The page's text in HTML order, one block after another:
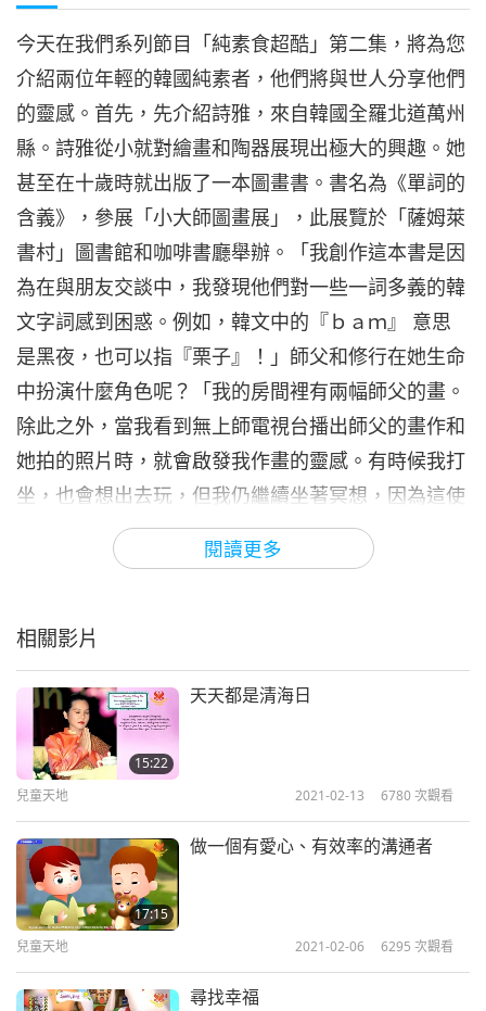
14:40
兒童天地 2021-01-30 5655次觀看
5
兒童天地 2021-04-17 6155 次觀看
6
15:05
純素食超酷—會晤韓國青少年遊
戲規則改變者
兒童天地 2021-06-12 5849次觀看
7
17:46
純素食超酷，多集系列第七集
兒童天地 2021-07-17 6823次觀看
閱讀更多
今天在我們系列節目「純素食超酷」第二集，將為您
介紹兩位年輕的韓國純素者，他們將與世人分享他們
的靈感。首先，先介紹詩雅，來自韓國全羅北道萬州
縣。詩雅從小就對繪畫和陶器展現出極大的興趣。她
甚至在十歲時就出版了一本圖畫書。書名為《單詞的
含義》，參展「小大師圖畫展」，此展覽於「薩姆萊
書村」圖書館和咖啡書廳舉辦。「我創作這本書是因
為在與朋友交談中，我發現他們對一些一詞多義的韓
文字詞感到困惑。例如，韓文中的『ｂａｍ』 意思
是黑夜，也可以指『栗子』！」師父和修行在她生命
中扮演什麼角色呢？「我的房間裡有兩幅師父的畫。
除此之外，當我看到無上師電視台播出師父的畫作和
她拍的照片時，就會啟發我作畫的靈感。有時候我打
坐，也會想出去玩，但我仍繼續坐著冥想，因為這使
我感到神清氣爽，身體更輕盈。」接下來，我們北行
前往京畿道延川縣，認識另一位年輕有抱負的藝術家
所聞也激發我的想像力。這不是世界的蝴蝶，是我夢
中的蝴蝶。它身上的黃色超凡亮麗，眼睛閃閃發光。
這幅畫的標題是《天堂的蝴蝶》。這幅畫的標題是
《通天的彩虹橋》。這是能通往天堂的彩虹橋。地面
不是普通的棕色，而是閃亮的金色。這幅畫的標題是
《傳奇的豎琴》。我夢見一個美麗的豎琴，是彩虹的
顏色。」這些畫似乎來自更高的境界，讓我們滿滿驚
奇、喜悅與和平。希望她們繼續以天堂般的藝術作
品，靈性之光及正能量來美化和提昇世界。
相關影片
15:22
天天都是清海日
兒童天地 2021-02-13 6780次觀看
17:15
做一個有愛心、有效率的溝通者
兒童天地 2021-02-06 6295 次觀看
尋找幸福